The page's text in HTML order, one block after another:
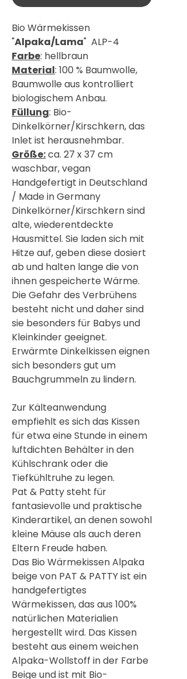
Bio Wärmekissen
"Alpaka/Lama" ALP-4
Farbe: hellbraun
Material: 100 % Baumwolle,
Baumwolle aus kontrolliert
biologischem Anbau.
Füllung: Bio-
Dinkelkörner/Kirschkern, das
Inlet ist herausnehmbar.
Größe:ca. 27 x 37 cm
waschbar, vegan
Handgefertigt in Deutschland
/ Made in Germany
Dinkelkörner/Kirschkern sind
alte, wiederentdeckte
Hausmittel. Sie laden sich mit
Hitze auf, geben diese dosiert
ab und halten lange die von
ihnen gespeicherte Wärme.
Die Gefahr des Verbrühens
besteht nicht und daher sind
sie besonders für Babys und
Kleinkinder geeignet.
Erwärmte Dinkelkissen eignen
sich besonders gut um
Bauchgrummeln zu lindern.
Zur Kälteanwendung
empfiehlt es sich das Kissen
für etwa eine Stunde in einem
luftdichten Behälter in den
Kühlschrank oder die
Tiefkühltruhe zu legen.
Pat & Patty steht für
fantasievolle und praktische
Kinderartikel, an denen sowohl
kleine Mäuse als auch deren
Eltern Freude haben.
Das Bio Wärmekissen Alpaka
beige von PAT & PATTY ist ein
handgefertigtes
Wärmekissen, das aus 100%
natürlichen Materialien
hergestellt wird. Das Kissen
besteht aus einem weichen
Alpaka-Wollstoff in der Farbe
Beige und ist mit Bio-